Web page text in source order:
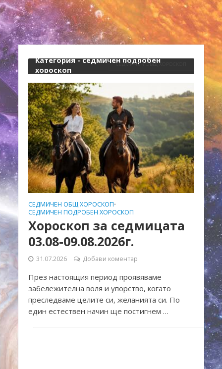
Категория - седмичен подробен
хороскоп
СЕДМИЧЕН ОБЩ ХОРОСКОП
СЕДМИЧЕН ОБЩ ХОРОСКОП•
СЕДМИЧЕН ПОДРОБЕН ХОРОСКОП
Хороскоп за седмицата
03.08-09.08.2026г.
31.07.2026 Добави коментар
През настоящия период проявяваме
забележителна воля и упорство, когато
преследваме целите си, желанията си. По
един естествен начин ще постигнем …